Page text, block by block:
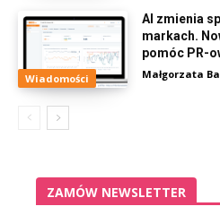
Wiadomości
AI zmienia
markach.
pomóc PR-
Małgorzata
ZAMÓW NEWSLETTER